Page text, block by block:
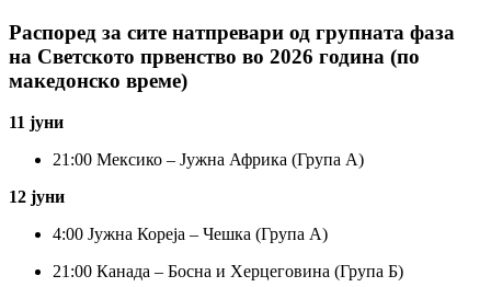
Распоред за сите натпревари од групната фаза
на Светското првенство во 2026 година (по
македонско време)
11 јуни
21:00 Мексико – Јужна Африка (Група А)
12 јуни
4:00 Јужна Кореја – Чешка (Група А)
21:00 Канада – Босна и Херцеговина (Група Б)